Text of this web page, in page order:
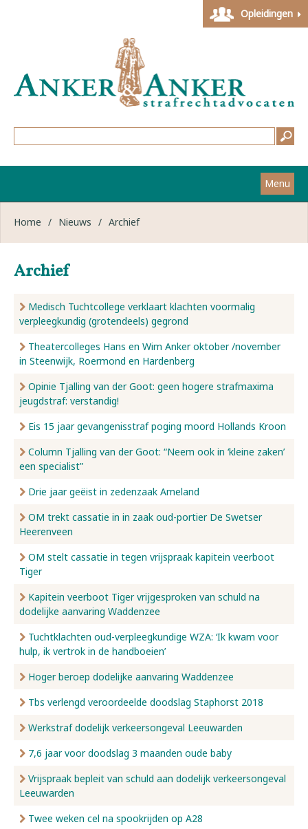
Opleidingen
Menu
Home
Strafzaken
Werkwijze
Nieuws
Over ons
Contact
Home / Nieuws / Archief
Archief
Medisch Tuchtcollege verklaart klachten voormalig
verpleegkundig (grotendeels) gegrond
Theatercolleges Hans en Wim Anker oktober /november
in Steenwijk, Roermond en Hardenberg
Opinie Tjalling van der Goot: geen hogere strafmaxima
jeugdstraf: verstandig!
Eis 15 jaar gevangenisstraf poging moord Hollands Kroon
Column Tjalling van der Goot: “Neem ook in ‘kleine zaken’
een specialist”
Drie jaar geëist in zedenzaak Ameland
OM trekt cassatie in in zaak oud-portier De Swetser
Heerenveen
OM stelt cassatie in tegen vrijspraak kapitein veerboot
Tiger
Kapitein veerboot Tiger vrijgesproken van schuld na
dodelijke aanvaring Waddenzee
Tuchtklachten oud-verpleegkundige WZA: ‘Ik kwam voor
hulp, ik vertrok in de handboeien’
Hoger beroep dodelijke aanvaring Waddenzee
Tbs verlengd veroordeelde doodslag Staphorst 2018
Werkstraf dodelijk verkeersongeval Leeuwarden
7,6 jaar voor doodslag 3 maanden oude baby
Vrijspraak bepleit van schuld aan dodelijk verkeersongeval
Leeuwarden
Twee weken cel na spookrijden op A28